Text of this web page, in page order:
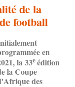
de la
football
en
la 33eédition
la Coupe
des